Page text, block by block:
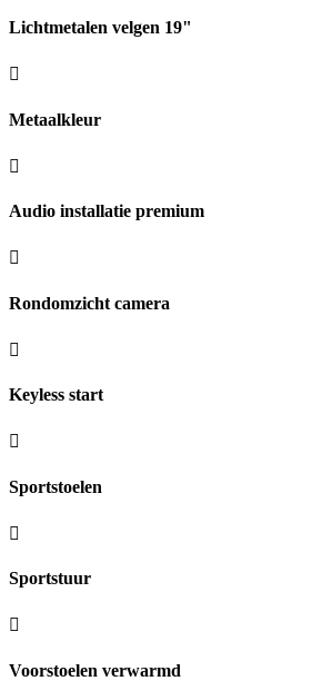
Lichtmetalen velgen 19"
Metaalkleur
Audio installatie premium
Rondomzicht camera
Keyless start
Sportstoelen
Sportstuur
Voorstoelen verwarmd